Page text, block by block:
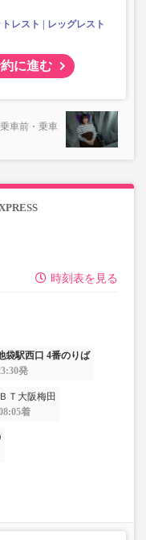
レスト
レッグレスト
に進む
車前・乗車
時刻表を見る
袋駅西口 4番のりば
発
Ｔ大阪梅田
着